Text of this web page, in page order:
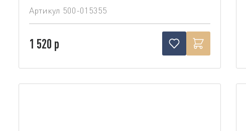
Артикул 500-015355
1 520 р